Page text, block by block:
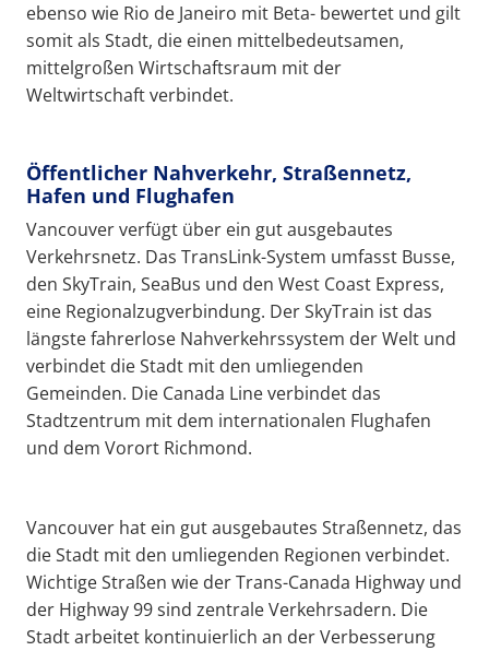
ebenso wie Rio de Janeiro mit Beta- bewertet und gilt
somit als Stadt, die einen mittelbedeutsamen,
mittelgroßen Wirtschaftsraum mit der
Weltwirtschaft verbindet.
Öffentlicher Nahverkehr, Straßennetz,
Hafen und Flughafen
Vancouver verfügt über ein gut ausgebautes
Verkehrsnetz. Das TransLink-System umfasst Busse,
den SkyTrain, SeaBus und den West Coast Express,
eine Regionalzugverbindung. Der SkyTrain ist das
längste fahrerlose Nahverkehrssystem der Welt und
verbindet die Stadt mit den umliegenden
Gemeinden. Die Canada Line verbindet das
Stadtzentrum mit dem internationalen Flughafen
und dem Vorort Richmond.
Vancouver hat ein gut ausgebautes Straßennetz, das
die Stadt mit den umliegenden Regionen verbindet.
Wichtige Straßen wie der Trans-Canada Highway und
der Highway 99 sind zentrale Verkehrsadern. Die
Stadt arbeitet kontinuierlich an der Verbesserung